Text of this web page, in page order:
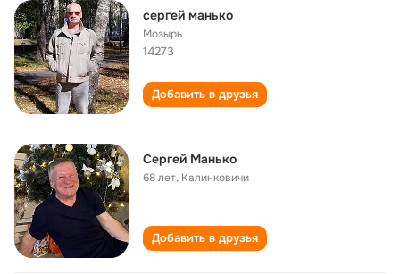
сергей манько
Мозырь
14273
Добавить в друзья
Сергей Манько
68 лет, Калинковичи
Добавить в друзья